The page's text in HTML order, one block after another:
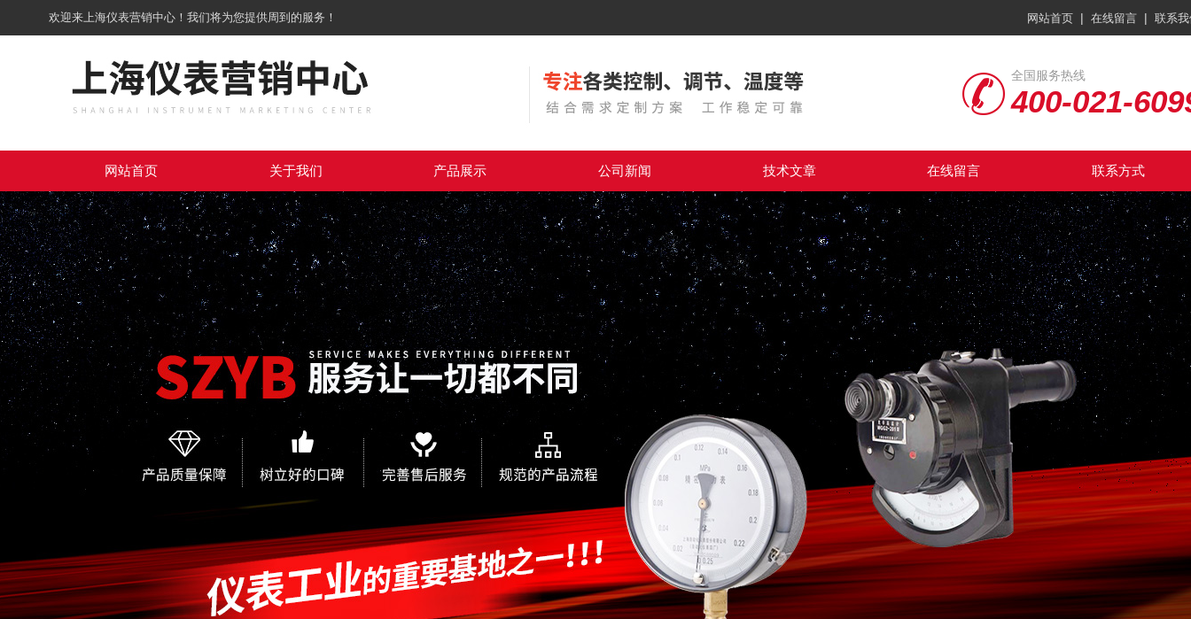
欢迎来上海仪表营销中心！我们将为您提供周到的服务！ 网站首页 | 在线留言 | 联系
全国服务热线
400-021-
网站首页 关于我们 产品展示 公司新闻 技术文章 在线留言 联系方式